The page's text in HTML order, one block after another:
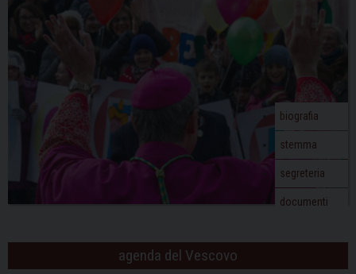
biografia
stemma
segreteria
documenti
agenda del Vescovo